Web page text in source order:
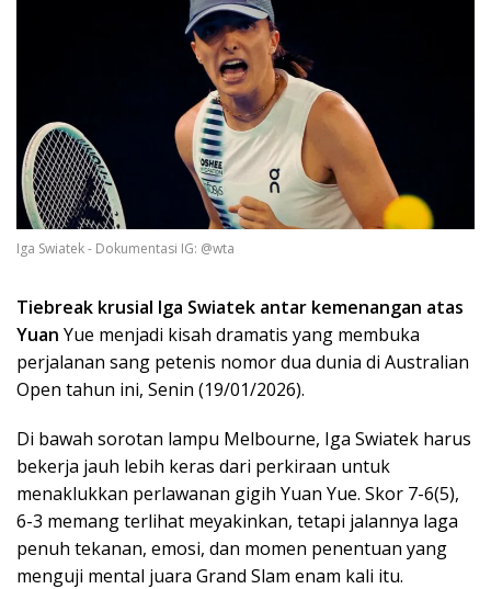
Iga Swiatek - Dokumentasi IG: @wta
Tiebreak krusial Iga Swiatek antar kemenangan atas
Yuan Yue menjadi kisah dramatis yang membuka
perjalanan sang petenis nomor dua dunia di Australian
Open tahun ini, Senin (19/01/2026).
Di bawah sorotan lampu Melbourne, Iga Swiatek harus
bekerja jauh lebih keras dari perkiraan untuk
menaklukkan perlawanan gigih Yuan Yue. Skor 7-6(5),
6-3 memang terlihat meyakinkan, tetapi jalannya laga
penuh tekanan, emosi, dan momen penentuan yang
menguji mental juara Grand Slam enam kali itu.